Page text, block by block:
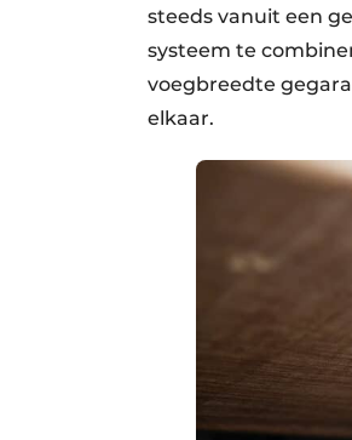
steeds vanuit een
systeem te
voegbreedte
elkaar.